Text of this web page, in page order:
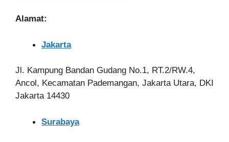
Alamat:
Jakarta
Jl. Kampung Bandan Gudang No.1, RT.2/RW.4,
Ancol, Kecamatan Pademangan, Jakarta Utara, DKI
Jakarta 14430
Surabaya